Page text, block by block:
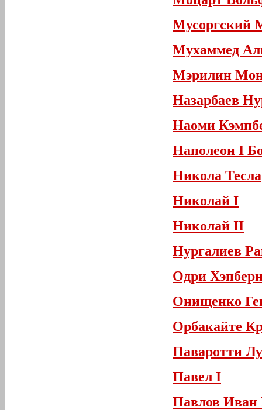
Мусоргский
Мухаммед
Мэрилин
Назарбаев
Наоми
Наполеон I
Никола Тесла
Николай I
Николай II
Нургалиев
Одри
Онищенко
Орбакайте
Паваротти
Павел I
Павлов Иван